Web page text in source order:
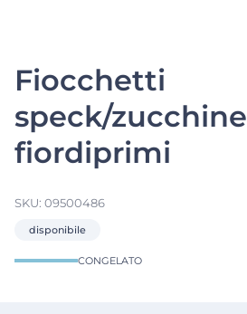
Fiocchetti
speck/zucchine
fiordiprimi
SKU: 09500486
disponibile
CONGELATO